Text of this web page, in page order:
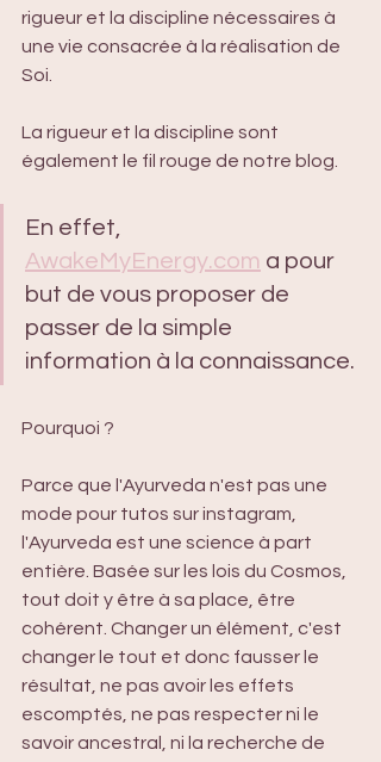
rigueur et la discipline nécessaires à
une vie consacrée à la réalisation de
Soi.
La rigueur et la discipline sont
également le fil rouge de notre blog.
En effet,
AwakeMyEnergy.com a pour
but de vous proposer de
passer de la simple
information à la connaissance.
Pourquoi ?
Parce que l'Ayurveda n'est pas une
mode pour tutos sur instagram,
l'Ayurveda est une science à part
entière. Basée sur les lois du Cosmos,
tout doit y être à sa place, être
cohérent. Changer un élément, c'est
changer le tout et donc fausser le
résultat, ne pas avoir les effets
escomptés, ne pas respecter ni le
savoir ancestral, ni la recherche de